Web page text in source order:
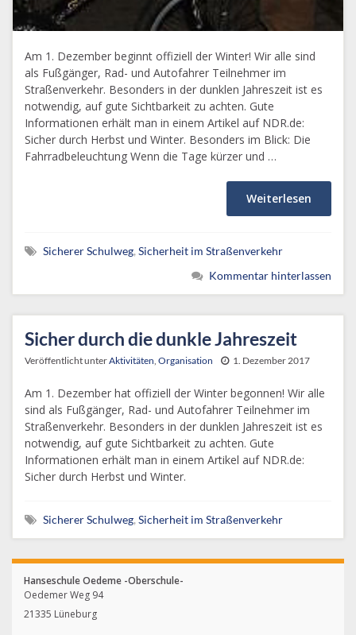
Am 1. Dezember beginnt offiziell der Winter! Wir alle sind
als Fußgänger, Rad- und Autofahrer Teilnehmer im
Straßenverkehr. Besonders in der dunklen Jahreszeit ist es
notwendig, auf gute Sichtbarkeit zu achten. Gute
Informationen erhält man in einem Artikel auf NDR.de:
Sicher durch Herbst und Winter. Besonders im Blick: Die
Fahrradbeleuchtung Wenn die Tage kürzer und …
Weiterlesen
Sicherer Schulweg, Sicherheit im Straßenverkehr
Kommentar hinterlassen
Sicher durch die dunkle Jahreszeit
Veröffentlicht unterAktivitäten, Organisation 1. Dezember 2017
Am 1. Dezember hat offiziell der Winter begonnen! Wir alle
sind als Fußgänger, Rad- und Autofahrer Teilnehmer im
Straßenverkehr. Besonders in der dunklen Jahreszeit ist es
notwendig, auf gute Sichtbarkeit zu achten. Gute
Informationen erhält man in einem Artikel auf NDR.de:
Sicher durch Herbst und Winter.
Sicherer Schulweg, Sicherheit im Straßenverkehr
Hanseschule Oedeme -Oberschule-
Oedemer Weg 94
21335 Lüneburg